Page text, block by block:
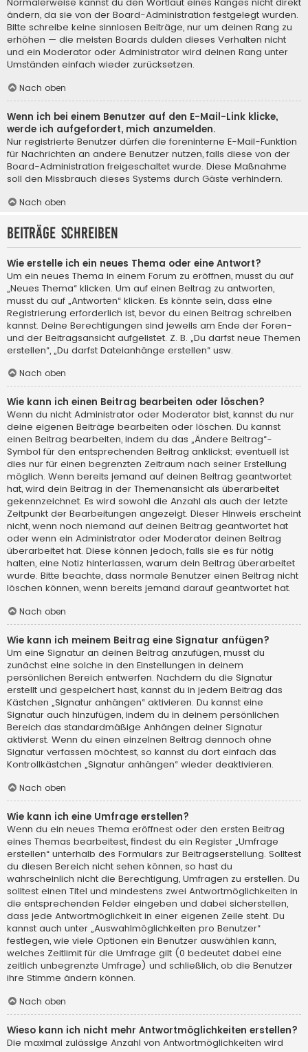
Normalerweise kannst du den Wortlaut eines Ranges nicht direkt
ändern, da sie von der Board-Administration festgelegt wurden.
Bitte schreibe keine sinnlosen Beiträge, nur um deinen Rang zu
erhöhen — die meisten Boards dulden dieses Verhalten nicht
und ein Moderator oder Administrator wird deinen Rang unter
Umständen einfach wieder zurücksetzen.
Nach oben
Wenn ich bei einem Benutzer auf den E-Mail-Link klicke,
werde ich aufgefordert, mich anzumelden.
Nur registrierte Benutzer dürfen die foreninterne E-Mail-Funktion
für Nachrichten an andere Benutzer nutzen, falls diese von der
Board-Administration freigeschaltet wurde. Diese Maßnahme
soll den Missbrauch dieses Systems durch Gäste verhindern.
Nach oben
Beiträge schreiben
Wie erstelle ich ein neues Thema oder eine Antwort?
Um ein neues Thema in einem Forum zu eröffnen, musst du auf
„Neues Thema“ klicken. Um auf einen Beitrag zu antworten,
musst du auf „Antworten“ klicken. Es könnte sein, dass eine
Registrierung erforderlich ist, bevor du einen Beitrag schreiben
kannst. Deine Berechtigungen sind jeweils am Ende der Foren-
und der Beitragsansicht aufgelistet. Z. B. „Du darfst neue Themen
erstellen“, „Du darfst Dateianhänge erstellen“ usw.
Nach oben
Wie kann ich einen Beitrag bearbeiten oder löschen?
Wenn du nicht Administrator oder Moderator bist, kannst du nur
deine eigenen Beiträge bearbeiten oder löschen. Du kannst
einen Beitrag bearbeiten, indem du das „Ändere Beitrag“-
Symbol für den entsprechenden Beitrag anklickst; eventuell ist
dies nur für einen begrenzten Zeitraum nach seiner Erstellung
möglich. Wenn bereits jemand auf deinen Beitrag geantwortet
hat, wird dein Beitrag in der Themenansicht als überarbeitet
gekennzeichnet. Es wird sowohl die Anzahl als auch der letzte
Zeitpunkt der Bearbeitungen angezeigt. Dieser Hinweis erscheint
nicht, wenn noch niemand auf deinen Beitrag geantwortet hat
oder wenn ein Administrator oder Moderator deinen Beitrag
überarbeitet hat. Diese können jedoch, falls sie es für nötig
halten, eine Notiz hinterlassen, warum dein Beitrag überarbeitet
wurde. Bitte beachte, dass normale Benutzer einen Beitrag nicht
löschen können, wenn bereits jemand darauf geantwortet hat.
Nach oben
Wie kann ich meinem Beitrag eine Signatur anfügen?
Um eine Signatur an deinen Beitrag anzufügen, musst du
zunächst eine solche in den Einstellungen in deinem
persönlichen Bereich entwerfen. Nachdem du die Signatur
erstellt und gespeichert hast, kannst du in jedem Beitrag das
Kästchen „Signatur anhängen“ aktivieren. Du kannst eine
Signatur auch hinzufügen, indem du in deinem persönlichen
Bereich das standardmäßige Anhängen deiner Signatur
aktivierst. Wenn du einen einzelnen Beitrag dennoch ohne
Signatur verfassen möchtest, so kannst du dort einfach das
Kontrollkästchen „Signatur anhängen“ wieder deaktivieren.
Nach oben
Wie kann ich eine Umfrage erstellen?
Wenn du ein neues Thema eröffnest oder den ersten Beitrag
eines Themas bearbeitest, findest du ein Register „Umfrage
erstellen“ unterhalb des Formulars zur Beitragserstellung. Solltest
du diesen Bereich nicht sehen können, so hast du
wahrscheinlich nicht die Berechtigung, Umfragen zu erstellen. Du
solltest einen Titel und mindestens zwei Antwortmöglichkeiten in
die entsprechenden Felder eingeben und dabei sicherstellen,
dass jede Antwortmöglichkeit in einer eigenen Zeile steht. Du
kannst auch unter „Auswahlmöglichkeiten pro Benutzer“
festlegen, wie viele Optionen ein Benutzer auswählen kann,
welches Zeitlimit für die Umfrage gilt (0 bedeutet dabei eine
zeitlich unbegrenzte Umfrage) und schließlich, ob die Benutzer
ihre Stimme ändern können.
Nach oben
Wieso kann ich nicht mehr Antwortmöglichkeiten erstellen?
Die maximal zulässige Anzahl von Antwortmöglichkeiten wird